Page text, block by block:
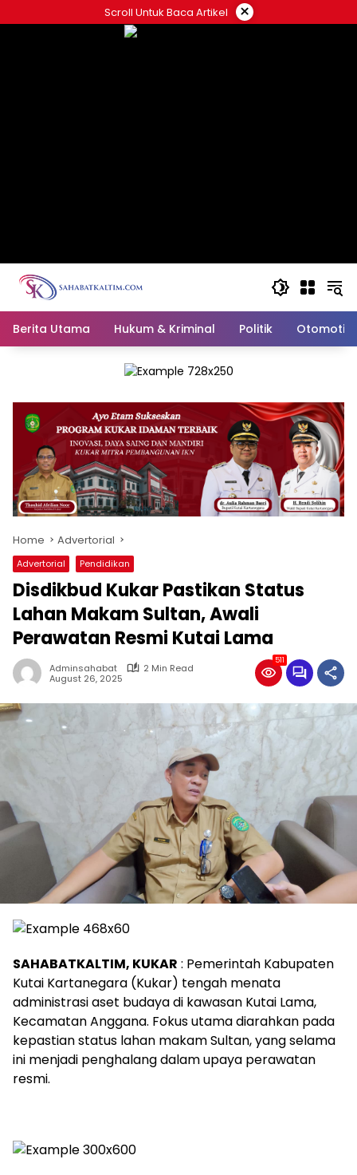
to
Scroll Untuk Baca Artikel ×
Berita Utama Hukum & Kriminal Politik Otomotif
Home Advertorial
Advertorial Pendidikan
Disdikbud Kukar Pastikan Status
Lahan Makam Sultan, Awali
Perawatan Resmi Kutai Lama
Adminsahabat
2 Min Read
August 26, 2025
511
SAHABATKALTIM, KUKAR : Pemerintah Kabupaten
Kutai Kartanegara (Kukar) tengah menata
administrasi aset budaya di kawasan Kutai Lama,
Kecamatan Anggana. Fokus utama diarahkan pada
kepastian status lahan makam Sultan, yang selama
ini menjadi penghalang dalam upaya perawatan
resmi.